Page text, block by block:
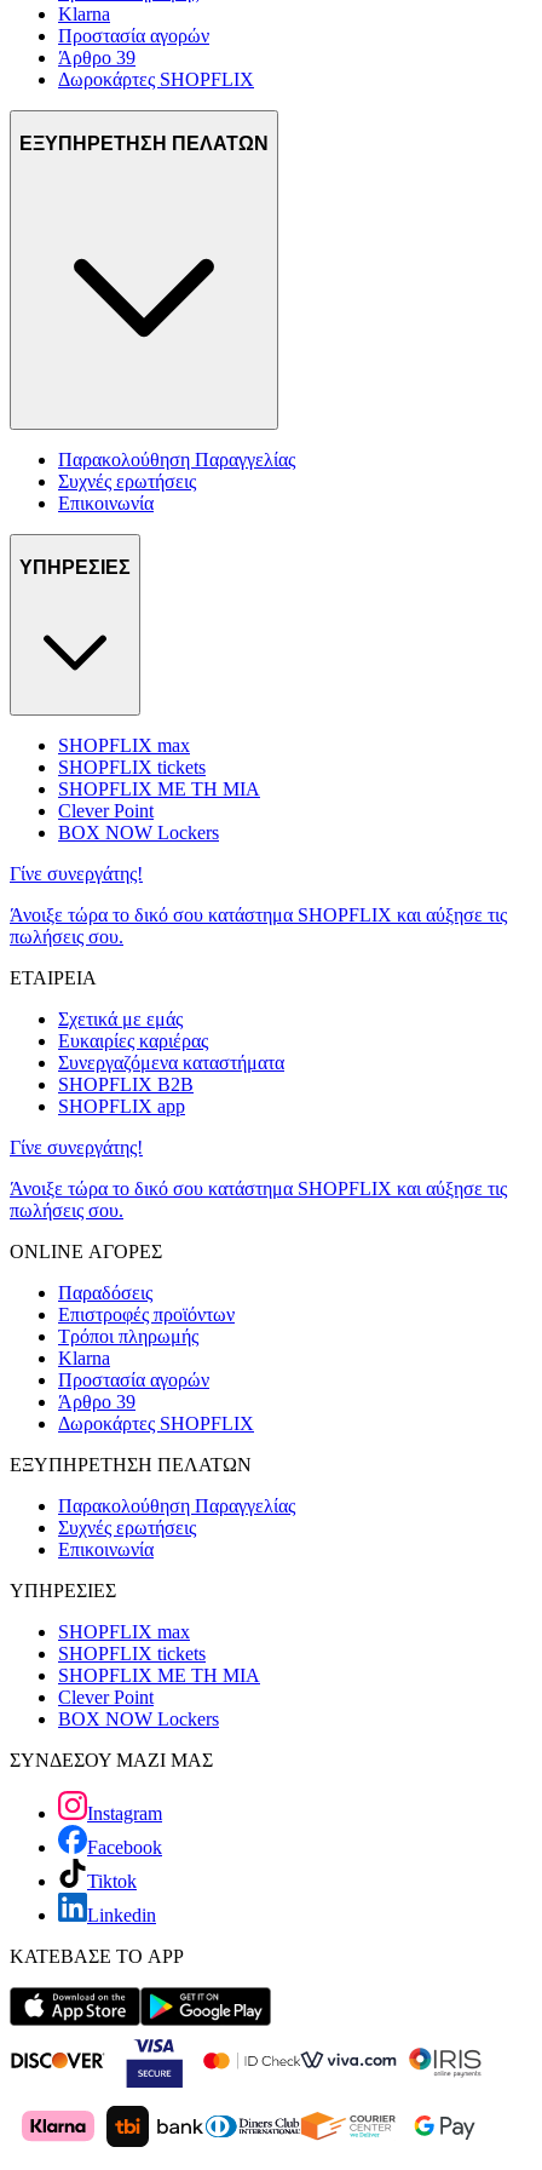
Klarna
Προστασία αγορών
Άρθρο 39
Δωροκάρτες SHOPFLIX
ΕΞΥΠΗΡΕΤΗΣΗ ΠΕΛΑΤΩΝ
Παρακολούθηση Παραγγελίας
Συχνές ερωτήσεις
Επικοινωνία
ΥΠΗΡΕΣΙΕΣ
SHOPFLIX max
SHOPFLIX tickets
SHOPFLIX ΜΕ ΤΗ ΜΙΑ
Clever Point
BOX NOW Lockers
Γίνε συνεργάτης!
Άνοιξε τώρα το δικό σου κατάστημα SHOPFLIX και αύξησε τις
πωλήσεις σου.
ΕΤΑΙΡΕΙΑ
Σχετικά με εμάς
Ευκαιρίες καριέρας
Συνεργαζόμενα καταστήματα
SHOPFLIX B2B
SHOPFLIX app
Γίνε συνεργάτης!
Άνοιξε τώρα το δικό σου κατάστημα SHOPFLIX και αύξησε τις
πωλήσεις σου.
ONLINE ΑΓΟΡΕΣ
Παραδόσεις
Επιστροφές προϊόντων
Τρόποι πληρωμής
Klarna
Προστασία αγορών
Άρθρο 39
Δωροκάρτες SHOPFLIX
ΕΞΥΠΗΡΕΤΗΣΗ ΠΕΛΑΤΩΝ
Παρακολούθηση Παραγγελίας
Συχνές ερωτήσεις
Επικοινωνία
ΥΠΗΡΕΣΙΕΣ
SHOPFLIX max
SHOPFLIX tickets
SHOPFLIX ΜΕ ΤΗ ΜΙΑ
Clever Point
BOX NOW Lockers
ΣΥΝΔΕΣΟΥ ΜΑΖΙ ΜΑΣ
Instagram
Facebook
Tiktok
Linkedin
ΚΑΤΕΒΑΣΕ ΤΟ APP